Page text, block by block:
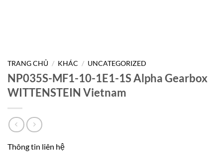
TRANG CHỦ / KHÁC / UNCATEGORIZED
NP035S-MF1-10-1E1-1S Alpha Gearbox
WITTENSTEIN Vietnam
Thông tin liên hệ